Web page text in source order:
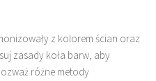
z kolorem ścian oraz
zasady koła barw, aby
różne metody